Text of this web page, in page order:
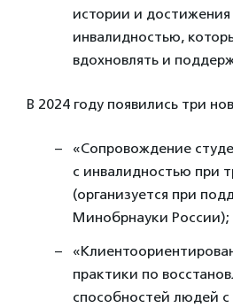
истории и
инвалидностью,
вдохновлять и
В 2024 году появились три
«Сопровождение
с инвалидностью при
(организуется при
Минобрнауки России);
практики по
способностей людей